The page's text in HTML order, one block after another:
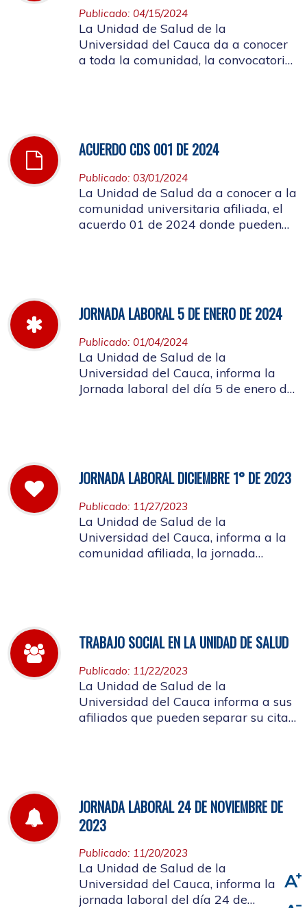
Publicado: 04/15/2024
La Unidad de Salud de la
Universidad del Cauca da a conocer
a toda la comunidad, la convocatoria
ACUERDO CDS 001 DE 2024
Publicado: 03/01/2024
La Unidad de Salud da a conocer a la
comunidad universitaria afiliada, el
acuerdo 01 de 2024 donde pueden
JORNADA LABORAL 5 DE ENERO DE 2024
Publicado: 01/04/2024
La Unidad de Salud de la
Universidad del Cauca, informa la
Jornada laboral del día 5 de enero de
JORNADA LABORAL DICIEMBRE 1° DE 2023
Publicado: 11/27/2023
La Unidad de Salud de la
Universidad del Cauca, informa a la
comunidad afiliada, la jornada
TRABAJO SOCIAL EN LA UNIDAD DE SALUD
Publicado: 11/22/2023
La Unidad de Salud de la
Universidad del Cauca informa a sus
afiliados que pueden separar su cita
JORNADA LABORAL 24 DE NOVIEMBRE DE
2023
Publicado: 11/20/2023
La Unidad de Salud de la
Universidad del Cauca, informa la
jornada laboral del día 24 de